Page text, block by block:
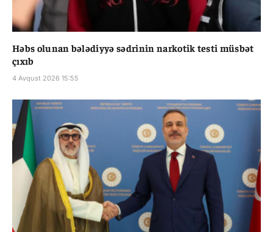
Həbs olunan bələdiyyə sədrinin narkotik testi müsbət
çıxıb
4 Avqust 2026 15:55